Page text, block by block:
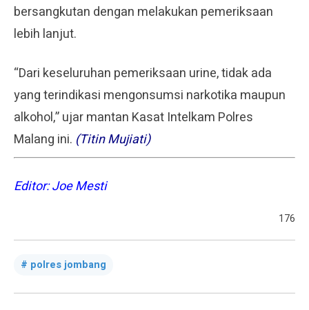
bersangkutan dengan melakukan pemeriksaan
lebih lanjut.
“Dari keseluruhan pemeriksaan urine, tidak ada
yang terindikasi mengonsumsi narkotika maupun
alkohol,” ujar mantan Kasat Intelkam Polres
Malang ini. (Titin Mujiati)
Editor: Joe Mesti
176
polres jombang